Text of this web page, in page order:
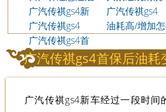
怎么回事
耗多少
气门后油耗很高
的原因
广汽传祺gs4新
车磨合期油耗高
吗、油耗高原因
广汽传祺gs4
1.3t磨合期油
广汽传祺gs4
1.3t油耗高怎么
回事
油耗高/增加
广汽传祺gs4首
保后油耗变高了/
增加/变大怎么回
广汽传祺gs4首保后油耗
广汽传祺gs4新车经过一段时间